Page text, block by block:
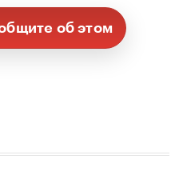
об этом